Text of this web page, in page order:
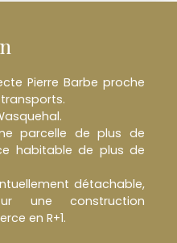
Pierre Barbe proche
parcelle de plus de
habitable de plus de
détachable,
une construction
en R+1.